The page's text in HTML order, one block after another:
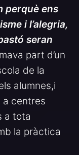
perquè ens
i l’alegria,
seran
part d’un
de la
alumnes,i
a centres
a tota
la pràctica